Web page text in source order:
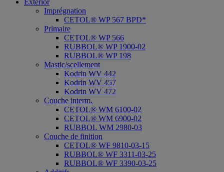
Exterior
Imprégnation
CETOL® WP 567 BPD*
Primaire
CETOL® WP 566
RUBBOL® WP 1900-02
RUBBOL® WP 198
Mastic/scellement
Kodrin WV 442
Kodrin WV 457
Kodrin WV 472
Couche interm.
CETOL® WM 6100-02
CETOL® WM 6900-02
RUBBOL WM 2980-03
Couche de finition
CETOL® WF 9810-03-15
RUBBOL® WF 3311-03-25
RUBBOL® WF 3390-03-25